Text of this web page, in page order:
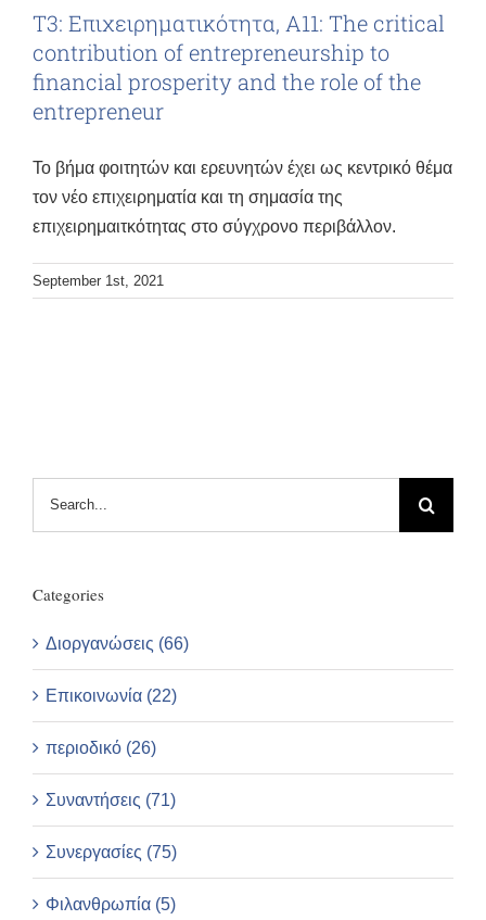
Τ3: Επιχειρηματικότητα, Α11: The critical
contribution of entrepreneurship to
financial prosperity and the role of the
entrepreneur
Το βήμα φοιτητών και ερευνητών έχει ως κεντρικό θέμα
τον νέο επιχειρηματία και τη σημασία της
επιχειρημαιτκότητας στο σύγχρονο περιβάλλον.
September 1st, 2021
Categories
Διοργανώσεις (66)
Επικοινωνία (22)
περιοδικό (26)
Συναντήσεις (71)
Συνεργασίες (75)
Φιλανθρωπία (5)